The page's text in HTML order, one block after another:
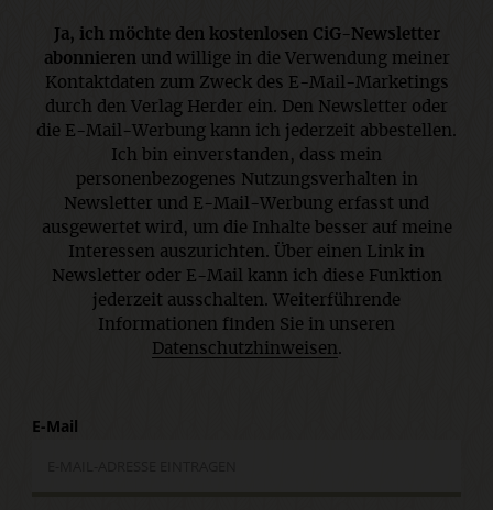
Ja, ich möchte den kostenlosen CiG-Newsletter
abonnieren und willige in die Verwendung meiner
Kontaktdaten zum Zweck des E-Mail-Marketings
durch den Verlag Herder ein. Den Newsletter oder
die E-Mail-Werbung kann ich jederzeit abbestellen.
Ich bin einverstanden, dass mein
personenbezogenes Nutzungsverhalten in
Newsletter und E-Mail-Werbung erfasst und
ausgewertet wird, um die Inhalte besser auf meine
Interessen auszurichten. Über einen Link in
Newsletter oder E-Mail kann ich diese Funktion
jederzeit ausschalten. Weiterführende
Informationen finden Sie in unseren
Datenschutzhinweisen .
E-Mail